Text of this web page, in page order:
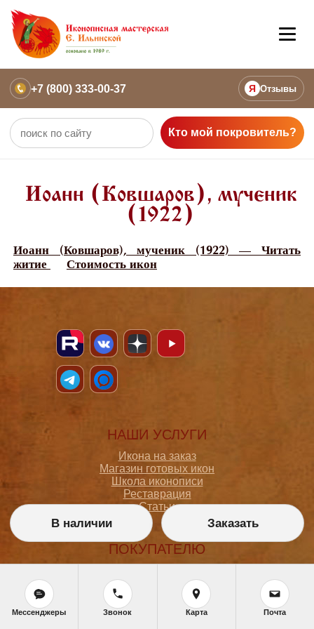
+7 (800) 333-00-37 Я Отзывы
Кто мой покровитель?
Иоанн (Ковшаров), мученик
(1922)
Иоанн (Ковшаров), мученик (1922) — Читать
житие
Стоимость икон
НАШИ УСЛУГИ
Икона на заказ
Магазин готовых икон
Школа иконописи
Реставрация
Статьи
ПОКУПАТЕЛЮ
Как сделать заказ
Доставка и оплата
Политика конфиденциальности
В наличии Заказать
Мессенджеры Звонок Карта Почта